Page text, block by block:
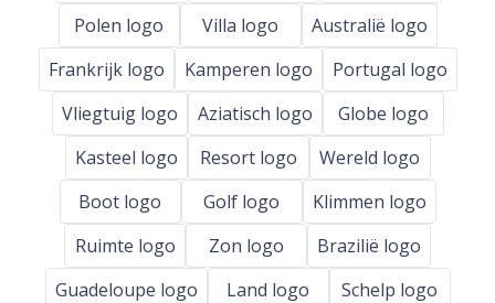
Polen logo
Villa logo
Australië logo
Frankrijk logo
Kamperen logo
Portugal logo
Vliegtuig logo
Aziatisch logo
Globe logo
Kasteel logo
Resort logo
Wereld logo
Boot logo
Golf logo
Klimmen logo
Ruimte logo
Zon logo
Brazilië logo
Guadeloupe logo
Land logo
Schelp logo